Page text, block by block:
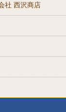
社 西沢商店